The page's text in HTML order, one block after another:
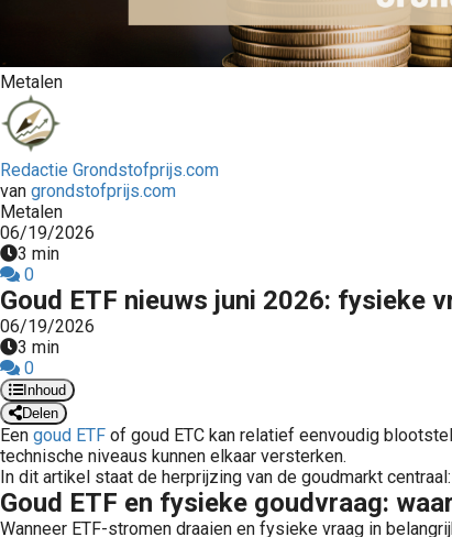
Metalen
Redactie Grondstofprijs.com
van grondstofprijs.com
Metalen
06/19/2026
3 min
0
Goud ETF nieuws juni 2026: fysieke
06/19/2026
3 min
0
Inhoud
Delen
Een goud ETF of goud ETC kan relatief eenvoudig
technische niveaus kunnen elkaar versterken.
In dit artikel staat de herprijzing van de goudmarkt
Goud ETF en fysieke goudvraag:
Wanneer ETF-stromen draaien en fysieke vraag in